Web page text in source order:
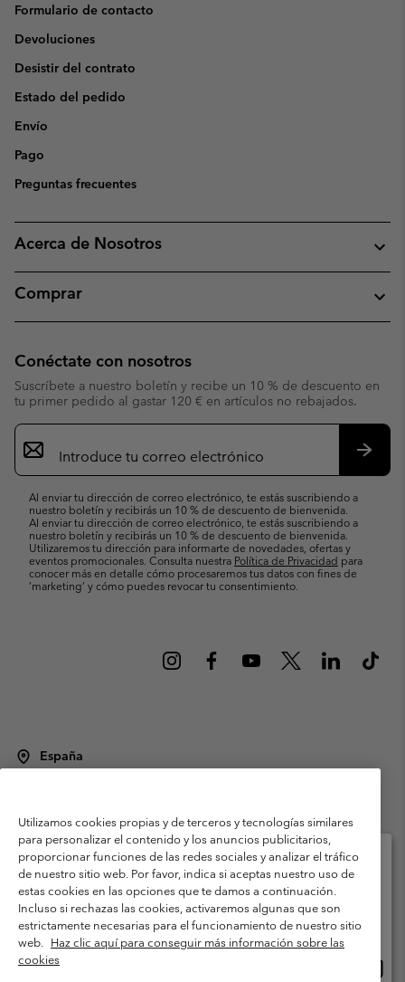
Formulario de contacto
Devoluciones
Desistir del contrato
Estado del pedido
Envío
Pago
Preguntas frecuentes
Acerca de Nosotros
Comprar
Conéctate con nosotros
Suscríbete a nuestro boletín y recibe un 10 % de descuento en
tu primer pedido al gastar 120 € en artículos no rebajados.
Suscripción
de
correo
Al enviar tu dirección de correo electrónico, te estás suscribiendo a
nuestro boletín y recibirás un 10 % de descuento de bienvenida.
Al enviar tu dirección de correo electrónico, te estás suscribiendo a
nuestro boletín y recibirás un 10 % de descuento de bienvenida.
Utilizaremos tu dirección para informarte de novedades, ofertas y
eventos promocionales. Consulta nuestra Política de Privacidad para
conocer más en detalle cómo procesaremos tus datos con fines de
’marketing’ y cómo puedes revocar tu consentimiento.
España
Condiciones de uso
Terminos de Venta
Garantía
Política de Privacidad
Términos y condiciones del programa de miembros
Términos De Uso Del Contenido Generado Por Los Usuarios
Impressum
Cookies Public CBCR
Utilizamos cookies propias y de terceros y tecnologías similares
para personalizar el contenido y los anuncios publicitarios,
proporcionar funciones de las redes sociales y analizar el tráfico
de nuestro sitio web. Por favor, indica si aceptas nuestro uso de
estas cookies en las opciones que te damos a continuación.
Incluso si rechazas las cookies, activaremos algunas que son
estrictamente necesarias para el funcionamiento de nuestro sitio
web. Haz clic aquí para conseguir más información sobre las
cookies
Selecciona tu país e idioma envío
Compras en línea disponibles